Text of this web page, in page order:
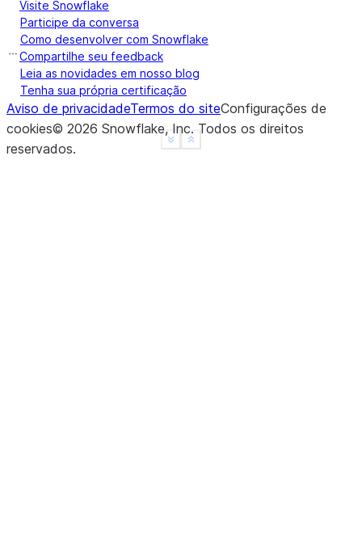
Show less
See more
Visite Snowflake
Participe da conversa
Como desenvolver com Snowflake
Compartilhe seu feedback
Leia as novidades em nosso blog
Tenha sua própria certificação
Aviso de privacidadeTermos do siteConfigurações de
cookies© 2026 Snowflake, Inc. Todos os direitos
reservados.